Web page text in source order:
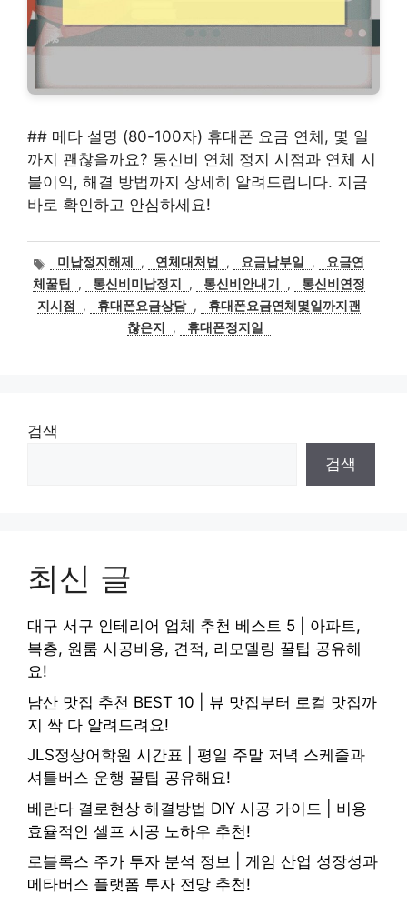
## 메타 설명 (80-100자) 휴대폰 요금 연체, 몇 일
까지 괜찮을까요? 통신비 연체 정지 시점과 연체 시
불이익, 해결 방법까지 상세히 알려드립니다. 지금
바로 확인하고 안심하세요!
태
그
미납정지해제 , 연체대처법 , 요금납부일 ,
요금연
체꿀팁
, 통신비미납정지 , 통신비안내기 ,
통신비연정
지시점
, 휴대폰요금상담 ,
휴대폰요금연체몇일까지괜
찮은지
, 휴대폰정지일
검색
검색
최신 글
대구 서구 인테리어 업체 추천 베스트 5 | 아파트,
복층, 원룸 시공비용, 견적, 리모델링 꿀팁 공유해
요!
남산 맛집 추천 BEST 10 | 뷰 맛집부터 로컬 맛집까
지 싹 다 알려드려요!
JLS정상어학원 시간표 | 평일 주말 저녁 스케줄과
셔틀버스 운행 꿀팁 공유해요!
베란다 결로현상 해결방법 DIY 시공 가이드 | 비용
효율적인 셀프 시공 노하우 추천!
로블록스 주가 투자 분석 정보 | 게임 산업 성장성과
메타버스 플랫폼 투자 전망 추천!